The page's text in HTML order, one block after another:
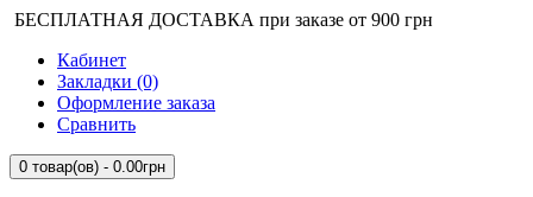
БЕСПЛАТНАЯ ДОСТАВКА при заказе от 900 грн
Кабинет
Закладки (0)
Оформление заказа
Сравнить
0 товар(ов) - 0.00грн